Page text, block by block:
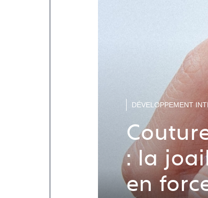
DÉVELOPPEMENT
: la
en